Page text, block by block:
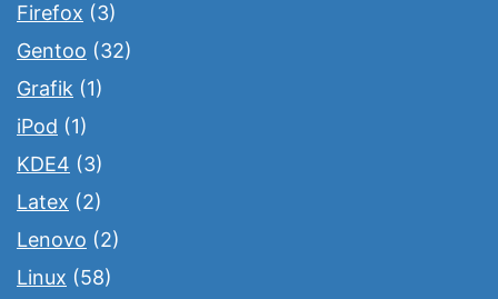
Firefox (3)
Gentoo (32)
Grafik (1)
iPod (1)
KDE4 (3)
Latex (2)
Lenovo (2)
Linux (58)